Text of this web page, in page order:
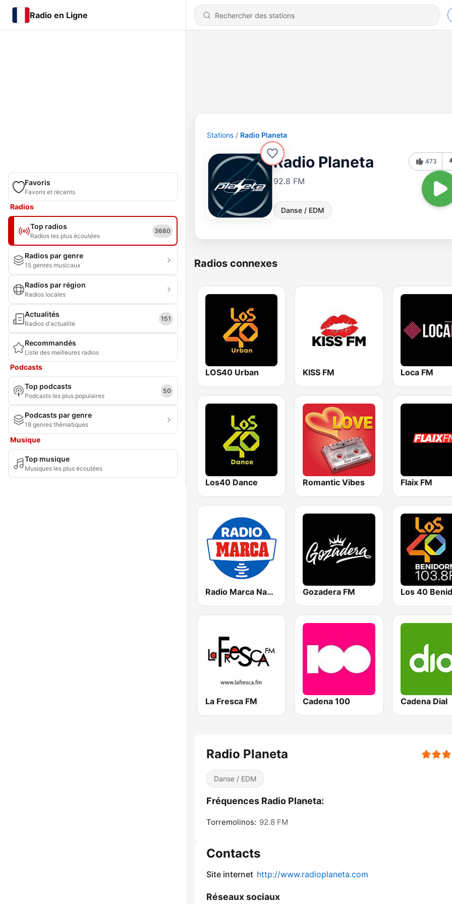
Radio en Ligne
Favoris
Favoris et récents
Radios
Top radios
Radios les plus écoutées
3680
Radios par genre
15 genres musicaux
Radios par région
Radios locales
Actualités
Radios d'actualité
151
Recommandés
Liste des meilleures radios
Podcasts
Top podcasts
Podcasts les plus populaires
50
Podcasts par genre
18 genres thématiques
Musique
Top musique
Musiques les plus écoutées
Stations Radio Planeta
Radio Planeta
92.8 FM
Danse / EDM
473
Radios connexes
LOS40 Urban KISS FM Loca FM
Los40 Dance Romantic Vibes Flaix FM
Radio Marca Nacional Gozadera FM Los 40
La Fresca FM Cadena 100 Cadena Dial
Radio Planeta
Danse / EDM
Fréquences Radio Planeta:
Torremolinos: 92.8 FM
Contacts
Site internet http://www.radioplaneta.com
Réseaux sociaux